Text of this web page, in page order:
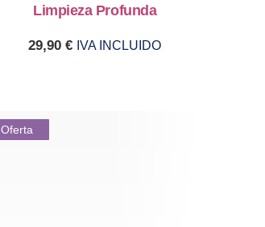
Limpieza Profunda
29,90€ IVA INCLUIDO
Oferta